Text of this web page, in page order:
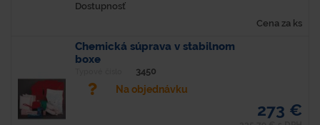
Dostupnosť
Cena za ks
Chemická súprava v stabilnom
boxe
3450
Na objednávku
273 €